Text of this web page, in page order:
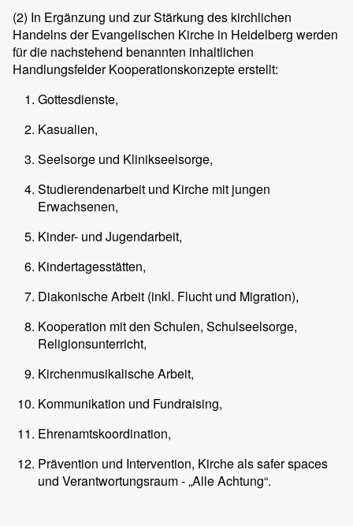
(2) In Ergänzung und zur Stärkung des kirchlichen
Handelns der Evangelischen Kirche in Heidelberg werden
für die nachstehend benannten inhaltlichen
Handlungsfelder Kooperationskonzepte erstellt:
Gottesdienste,
Kasualien,
Seelsorge und Klinikseelsorge,
Studierendenarbeit und Kirche mit jungen
Erwachsenen,
Kinder- und Jugendarbeit,
Kindertagesstätten,
Diakonische Arbeit (inkl. Flucht und Migration),
Kooperation mit den Schulen, Schulseelsorge,
Religionsunterricht,
Kirchenmusikalische Arbeit,
Kommunikation und Fundraising,
Ehrenamtskoordination,
Prävention und Intervention, Kirche als safer spaces
und Verantwortungsraum - „Alle Achtung“.